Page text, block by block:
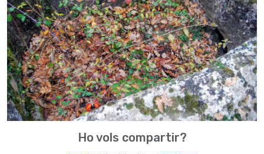
Ho vols compartir?